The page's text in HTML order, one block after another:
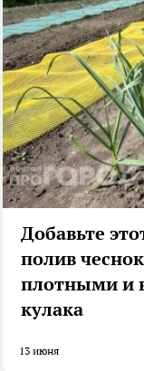
Добавьте
полив
плотными и
кулака
13 июня